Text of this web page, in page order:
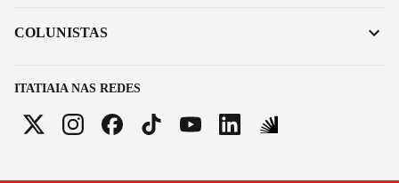
ITATIAIA NAS REDES
COLUNISTAS